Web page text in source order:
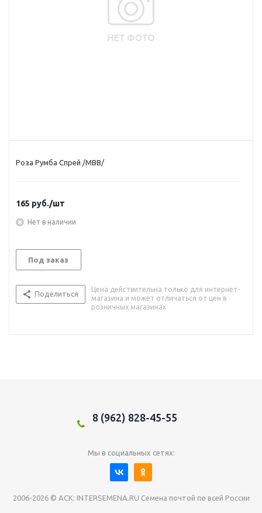
Роза Румба Спрей /МВВ/
165 руб./шт
Нет в наличии
Под заказ
Поделиться
Цена действительна только для интернет-
магазина и может отличаться от цен в
розничных магазинах
8 (962) 828-45-55
Мы в социальных сетях:
2006-2026 © АСК: INTERSEMENA.RU Семена почтой по всей России